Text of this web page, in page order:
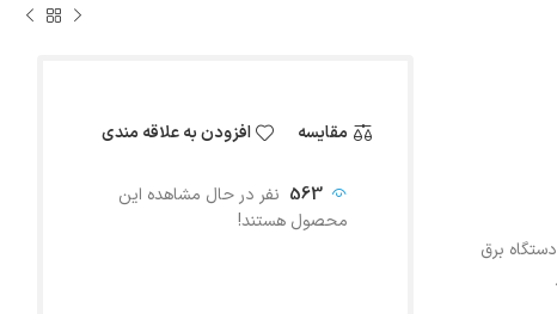
دستگاه برق
مقایسه افزودن به علاقه مندی
563 نفر در حال مشاهده این
محصول هستند!